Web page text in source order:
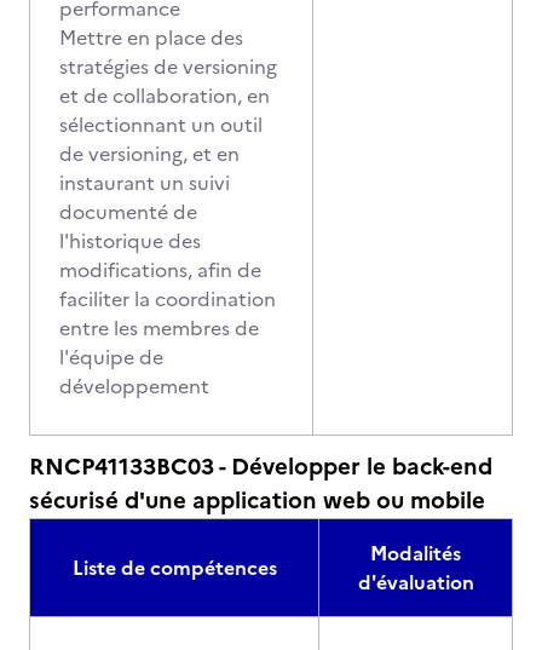
performance
Mettre en place des
stratégies de versioning
et de collaboration, en
sélectionnant un outil
de versioning, et en
instaurant un suivi
documenté de
l'historique des
modifications, afin de
faciliter la coordination
entre les membres de
l'équipe de
développement
RNCP41133BC03 - Développer le back-end
sécurisé d'une application web ou mobile
Liste de compétences
Modalités
d'évaluation